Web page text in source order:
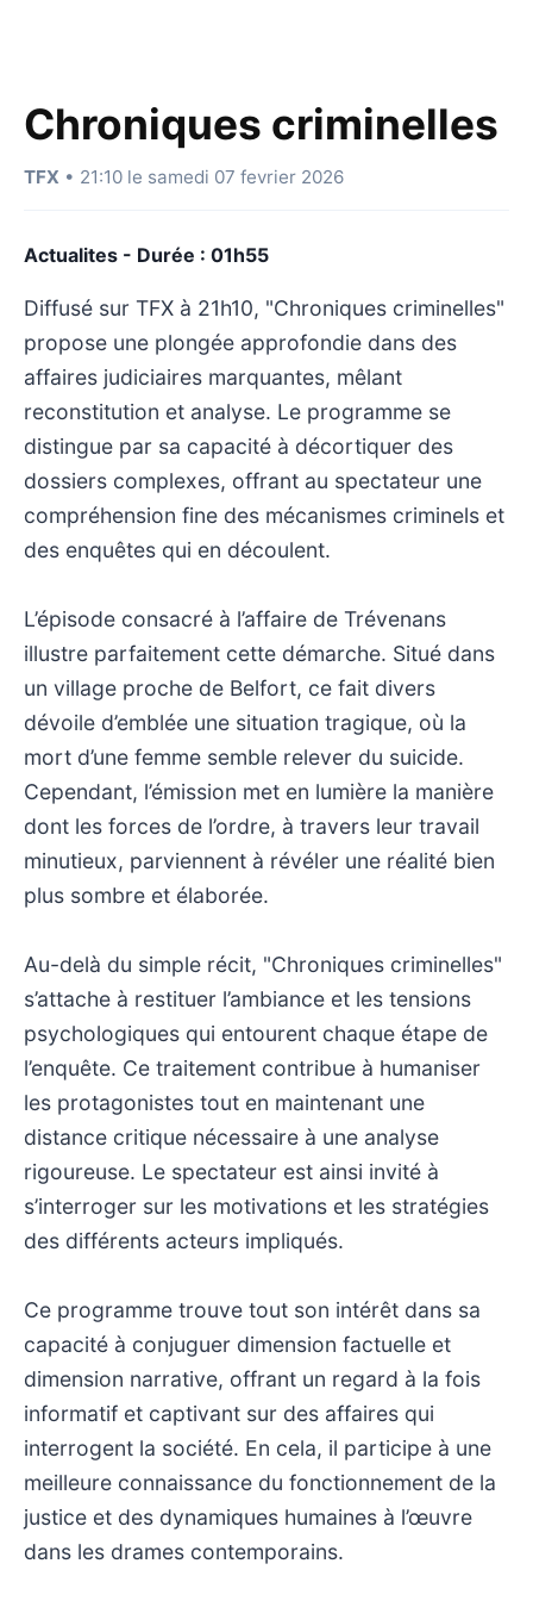
Chroniques criminelles
TFX • 21:10 le samedi 07 fevrier 2026
Actualites - Durée : 01h55
Diffusé sur TFX à 21h10, "Chroniques criminelles"
propose une plongée approfondie dans des
affaires judiciaires marquantes, mêlant
reconstitution et analyse. Le programme se
distingue par sa capacité à décortiquer des
dossiers complexes, offrant au spectateur une
compréhension fine des mécanismes criminels et
des enquêtes qui en découlent.
L’épisode consacré à l’affaire de Trévenans
illustre parfaitement cette démarche. Situé dans
un village proche de Belfort, ce fait divers
dévoile d’emblée une situation tragique, où la
mort d’une femme semble relever du suicide.
Cependant, l’émission met en lumière la manière
dont les forces de l’ordre, à travers leur travail
minutieux, parviennent à révéler une réalité bien
plus sombre et élaborée.
Au-delà du simple récit, "Chroniques criminelles"
s’attache à restituer l’ambiance et les tensions
psychologiques qui entourent chaque étape de
l’enquête. Ce traitement contribue à humaniser
les protagonistes tout en maintenant une
distance critique nécessaire à une analyse
rigoureuse. Le spectateur est ainsi invité à
s’interroger sur les motivations et les stratégies
des différents acteurs impliqués.
Ce programme trouve tout son intérêt dans sa
capacité à conjuguer dimension factuelle et
dimension narrative, offrant un regard à la fois
informatif et captivant sur des affaires qui
interrogent la société. En cela, il participe à une
meilleure connaissance du fonctionnement de la
justice et des dynamiques humaines à l’œuvre
dans les drames contemporains.